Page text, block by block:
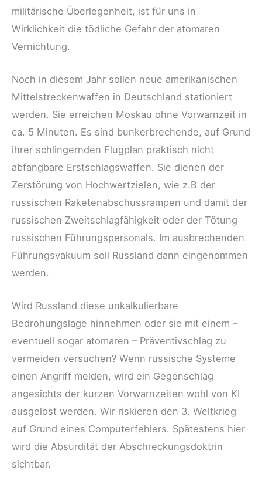
militärische Überlegenheit, ist für uns in
Wirklichkeit die tödliche Gefahr der atomaren
Vernichtung.
Noch in diesem Jahr sollen neue amerikanischen
Mittelstreckenwaffen in Deutschland stationiert
werden. Sie erreichen Moskau ohne Vorwarnzeit in
ca. 5 Minuten. Es sind bunkerbrechende, auf Grund
ihrer schlingernden Flugplan praktisch nicht
abfangbare Erstschlagswaffen. Sie dienen der
Zerstörung von Hochwertzielen, wie z.B der
russischen Raketenabschussrampen und damit der
russischen Zweitschlagfähigkeit oder der Tötung
russischen Führungspersonals. Im ausbrechenden
Führungsvakuum soll Russland dann eingenommen
werden.
Wird Russland diese unkalkulierbare
Bedrohungslage hinnehmen oder sie mit einem –
eventuell sogar atomaren – Präventivschlag zu
vermeiden versuchen? Wenn russische Systeme
einen Angriff melden, wird ein Gegenschlag
angesichts der kurzen Vorwarnzeiten wohl von KI
ausgelöst werden. Wir riskieren den 3. Weltkrieg
auf Grund eines Computerfehlers. Spätestens hier
wird die Absurdität der Abschreckungsdoktrin
sichtbar.